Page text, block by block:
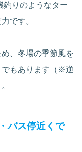
釣りのようなター
です。
め、冬場の季節風を
でもあります（※逆
バス停近くで